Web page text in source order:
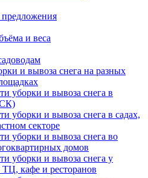
и веса
и вывоза снега на разных
уборки и вывоза снега в
уборки и вывоза снега в садах,
секторе
уборки и вывоза снега во
домов
уборки и вывоза снега у
ТЦ, кафе и ресторанов